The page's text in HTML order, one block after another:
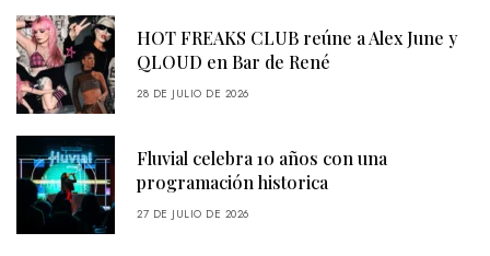
HOT FREAKS CLUB reúne a Alex June y
QLOUD en Bar de René
28 DE JULIO DE 2026
Fluvial celebra 10 años con una
programación historica
27 DE JULIO DE 2026